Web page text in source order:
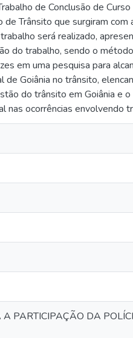
de Conclusão de
Trânsito que surgiram com
será realizado,
do trabalho, sendo o
em uma pesquisa para
Goiânia no trânsito,
do trânsito em Goiânia e
ocorrências envolvendo
PARTICIPAÇÃO DA